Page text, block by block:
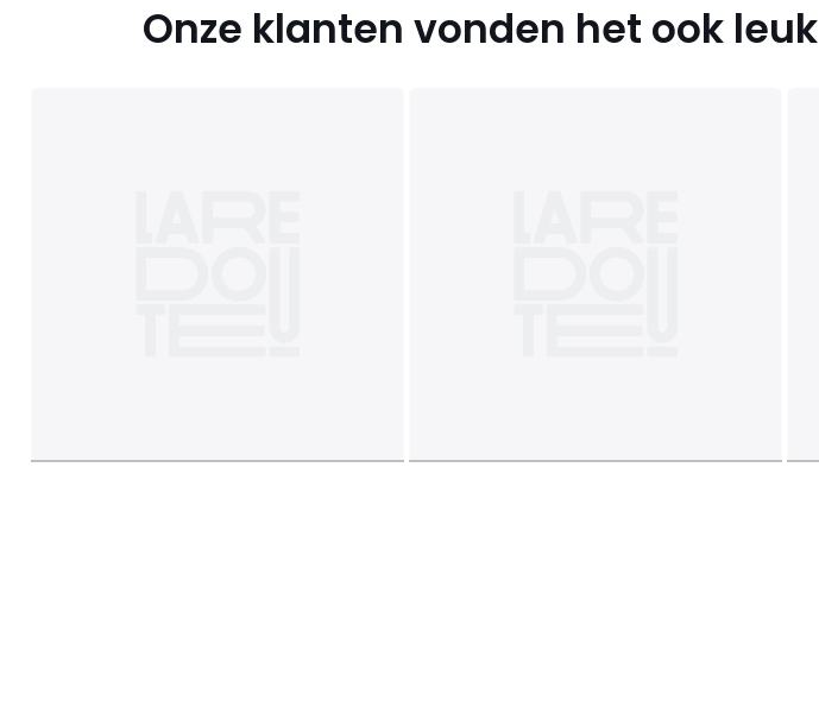
Onze klanten vonden het ook leuk